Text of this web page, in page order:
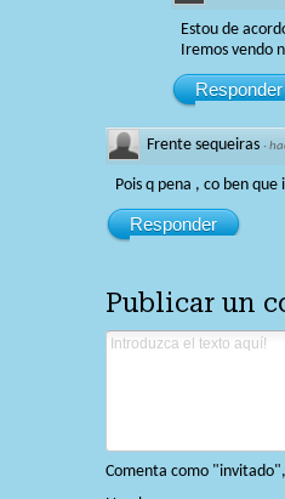
Estou de
Iremos vendo
Responder
Frente sequeiras ·
Pois q pena , co ben
Responder
Publicar un
Comenta como